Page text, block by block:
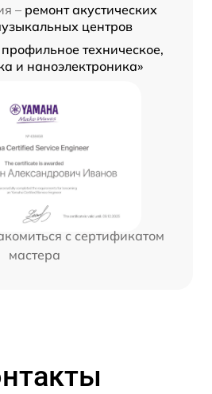
– ремонт акустических
центров
профильное техническое,
и наноэлектроника»
с сертификатом
мастера